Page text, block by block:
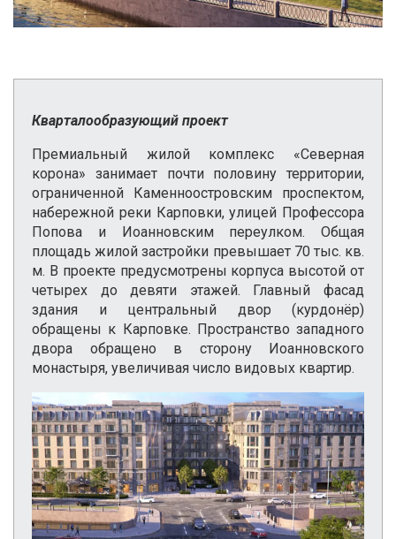
Кварталообразующий проект
Премиальный жилой комплекс «Северная
корона» занимает почти половину территории,
ограниченной Каменноостровским проспектом,
набережной реки Карповки, улицей Профессора
Попова и Иоанновским переулком. Общая
площадь жилой застройки превышает 70 тыс. кв.
м. В проекте предусмотрены корпуса высотой от
четырех до девяти этажей. Главный фасад
здания и центральный двор (курдонёр)
обращены к Карповке. Пространство западного
двора обращено в сторону Иоанновского
монастыря, увеличивая число видовых квартир.